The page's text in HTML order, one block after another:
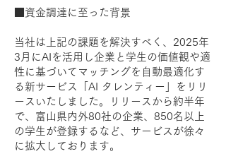
■資金調達に至った背景
当社は上記の課題を解決すべく、2025年
3月にAIを活用し企業と学生の価値観や適
性に基づいてマッチングを自動最適化す
る新サービス「AI タレンティー」をリリ
ースいたしました。リリースから約半年
で、富山県内外80社の企業、850名以上
の学生が登録するなど、サービスが徐々
に拡大しております。